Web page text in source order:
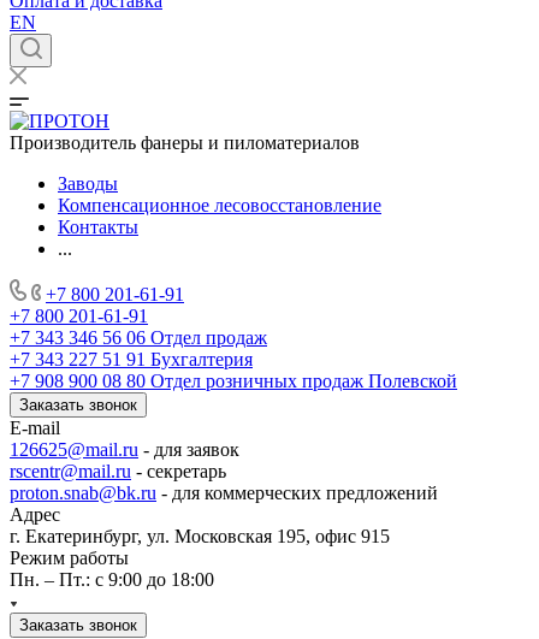
EN
Производитель фанеры и пиломатериалов
Заводы
Компенсационное лесовосстановление
Контакты
...
+7 800 201-61-91
+7 800 201-61-91
+7 343 346 56 06 Отдел продаж
+7 343 227 51 91 Бухгалтерия
+7 908 900 08 80 Отдел розничных продаж Полевской
Заказать звонок
E-mail
126625@mail.ru - для заявок
rscentr@mail.ru - секретарь
proton.snab@bk.ru - для коммерческих предложений
Адрес
г. Екатеринбург, ул. Московская 195, офис 915
Режим работы
Пн. – Пт.: с 9:00 до 18:00
Заказать звонок